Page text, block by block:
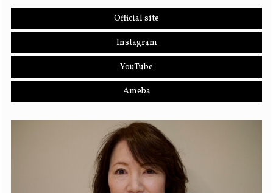
Official site
Instagram
YouTube
Ameba